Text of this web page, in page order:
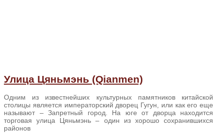
Улица Цяньмэнь (Qianmen)
Одним из известнейших культурных памятников китайской
столицы является императорский дворец Гугун, или как его еще
называют – Запретный город. На юге от дворца находится
торговая улица Цяньмэнь – один из хорошо сохранившихся
районов